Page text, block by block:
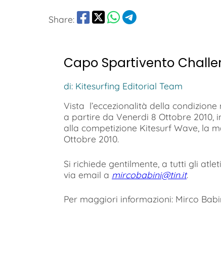
Share:
Capo Spartivento
di: Kitesurfing Editorial Team
Vista l’eccezionalità della
a partire da Venerdi 8 Ottobre 2010,
alla competizione Kitesurf Wave, la
Ottobre 2010.
Si richiede gentilmente, a tutti gli
via email a mircobabini@tin.it.
Per maggiori informazioni: Mirco